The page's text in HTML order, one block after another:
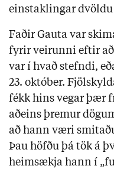
einstaklingar dvöldu
Faðir Gauta var
fyrir veirunni eftir
var í hvað stefndi,
23. október.
fékk hins vegar þær
aðeins þremur
að hann væri
Þau höfðu þá tök á
heimsækja hann í